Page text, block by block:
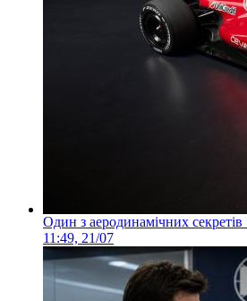
Один з аеродинамічних
11:49, 21/07